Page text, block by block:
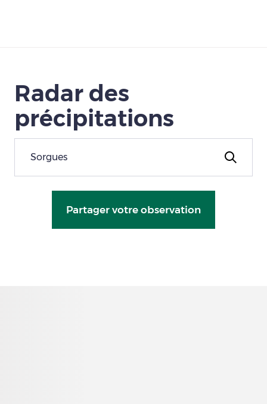
Radar des
précipitations
Partager votre observation